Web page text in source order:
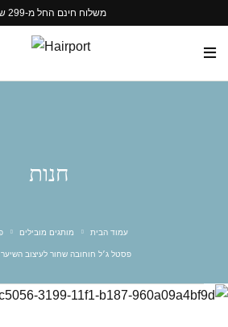
משלוח חינם החל מ-299 ש"ח
חנות
עמוד הבית מותגים מובילים
פסטל ג׳ל חוחובה שחור לעיצוב השיער 1000 מ"ל